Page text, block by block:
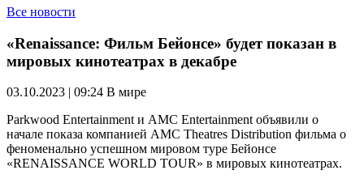
Все новости
«Renaissance: Фильм Бейонсе» будет показан в
мировых кинотеатрах в декабре
03.10.2023 | 09:24 В мире
Parkwood Entertainment и AMC Entertainment объявили о
начале показа компанией AMC Theatres Distribution фильма о
феноменально успешном мировом туре Бейонсе
«RENAISSANCE WORLD TOUR» в мировых кинотеатрах.